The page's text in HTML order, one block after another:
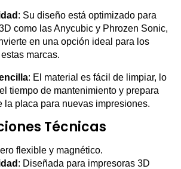
: Su diseño está optimizado para
como las Anycubic y Phrozen Sonic,
en una opción ideal para los
marcas.
: El material es fácil de limpiar, lo
tiempo de mantenimiento y prepara
la placa para nuevas impresiones.
Técnicas
flexible y magnético.
: Diseñada para impresoras 3D